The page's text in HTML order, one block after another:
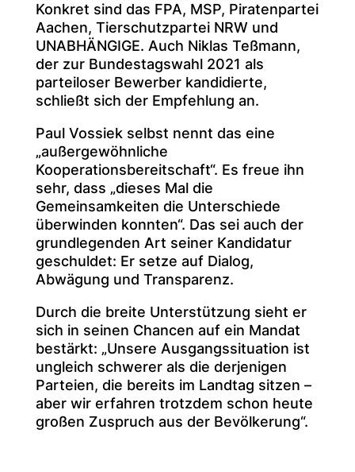
Konkret sind das FPA, MSP, Piratenpartei
Aachen, Tierschutzpartei NRW und
UNABHÄNGIGE. Auch Niklas Teßmann,
der zur Bundestagswahl 2021 als
parteiloser Bewerber kandidierte,
schließt sich der Empfehlung an.
Paul Vossiek selbst nennt das eine
„außergewöhnliche
Kooperationsbereitschaft“. Es freue ihn
sehr, dass „dieses Mal die
Gemeinsamkeiten die Unterschiede
überwinden konnten“. Das sei auch der
grundlegenden Art seiner Kandidatur
geschuldet: Er setze auf Dialog,
Abwägung und Transparenz.
Durch die breite Unterstützung sieht er
sich in seinen Chancen auf ein Mandat
bestärkt: „Unsere Ausgangssituation ist
ungleich schwerer als die derjenigen
Parteien, die bereits im Landtag sitzen –
aber wir erfahren trotzdem schon heute
großen Zuspruch aus der Bevölkerung“.